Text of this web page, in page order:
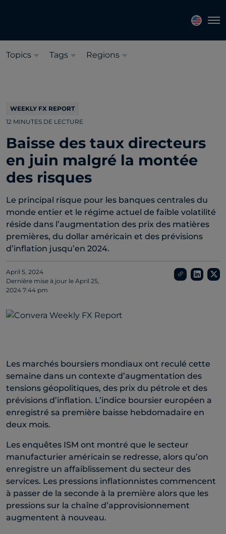
Topics Tags Regions
WEEKLY FX REPORT
12 MINUTES DE LECTURE
Baisse des taux directeurs
en juin malgré la montée
des risques
Le principal risque pour les banques centrales du
monde entier et le régime actuel de faible volatilité
réside dans l’augmentation des prix des matières
premières, du dollar américain et des prévisions
d’inflation jusqu’en 2024.
April 5, 2024
Dernière mise à jour le April 25,
2024 7:44 pm
Les marchés boursiers mondiaux ont reculé cette
semaine dans un contexte d’augmentation des
tensions géopolitiques, des prix du pétrole et des
prévisions d’inflation. L’indice boursier européen a
enregistré sa première baisse hebdomadaire en
deux mois.
Les enquêtes ISM ont montré que le secteur
manufacturier américain se redresse, alors qu’on
enregistre un affaiblissement du secteur des
services. Les pressions inflationnistes commencent
à passer de la seconde à la première alors que les
pressions sur la chaîne d’approvisionnement
augmentent à nouveau.